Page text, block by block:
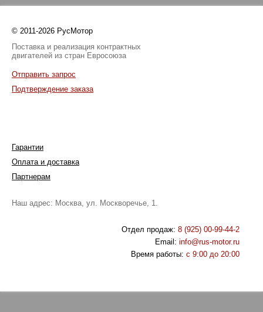
© 2011-2026 РусМотор
Поставка и реализация контрактных
двигателей из стран Евросоюза
Отправить запрос
Подтверждение заказа
Гарантии
Оплата и доставка
Партнерам
Наш адрес: Москва, ул. Москворечье, 1.
Отдел продаж: 8 (925) 00-99-44-2
Email: info@rus-motor.ru
Время работы: с 9:00 до 20:00